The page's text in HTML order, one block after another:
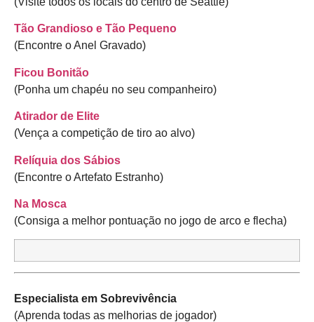
Tão Grandioso e Tão Pequeno
(Encontre o Anel Gravado)
Ficou Bonitão
(Ponha um chapéu no seu companheiro)
Atirador de Elite
(Vença a competição de tiro ao alvo)
Relíquia dos Sábios
(Encontre o Artefato Estranho)
Na Mosca
(Consiga a melhor pontuação no jogo de arco e flecha)
Especialista em Sobrevivência
(Aprenda todas as melhorias de jogador)